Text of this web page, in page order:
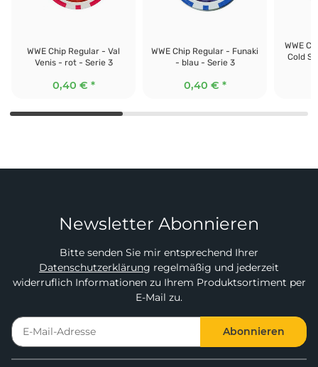
WWE Chip Regular - Val
Venis - rot - Serie 3
0,40 € *
WWE Chip Regular - Funaki
- blau - Serie 3
0,40 € *
WWE
Cold
Newsletter Abonnieren
Bitte senden Sie mir entsprechend Ihrer
Datenschutzerklärung regelmäßig und jederzeit
widerruflich Informationen zu Ihrem Produktsortiment per
E-Mail zu.
Abonnieren